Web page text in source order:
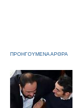
ΠΡΟΗΓΟΥΜΕΝΑ ΑΡΘΡΑ